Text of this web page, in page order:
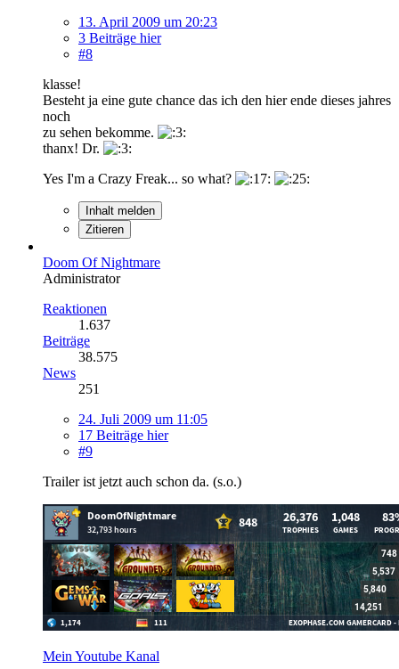
13. April 2009 um 20:23
3 Beiträge hier
#8
klasse!
Besteht ja eine gute chance das ich den hier ende dieses jahres
noch
zu sehen bekomme.
thanx! Dr.
Yes I'm a Crazy Freak... so what?
Inhalt melden
Zitieren
Doom Of Nightmare
Administrator
Reaktionen
1.637
Beiträge
38.575
News
251
24. Juli 2009 um 11:05
17 Beiträge hier
#9
Trailer ist jetzt auch schon da. (s.o.)
Mein Youtube Kanal